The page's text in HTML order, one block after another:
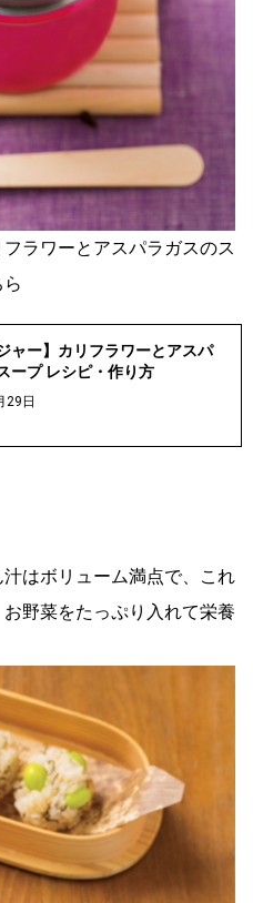
ラワーとアスパラガスのス
ャー】カリフラワーとアスパ
ープ レシピ・作り方
29日
はボリューム満点で、これ
野菜をたっぷり入れて栄養